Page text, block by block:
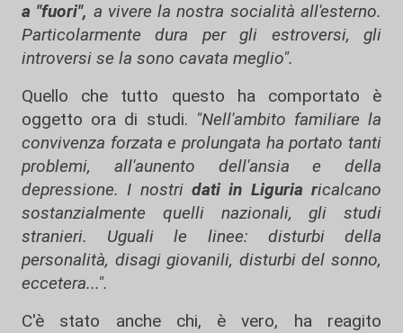
a "fuori", a vivere la nostra socialità all'esterno.
Particolarmente dura per gli estroversi, gli
introversi se la sono cavata meglio".
Quello che tutto questo ha comportato è
oggetto ora di studi. "Nell'ambito familiare la
convivenza forzata e prolungata ha portato tanti
problemi, all'aunento dell'ansia e della
depressione. I nostridati in Liguria ricalcano
sostanzialmente quelli nazionali, gli studi
stranieri. Uguali le linee: disturbi della
personalità, disagi giovanili, disturbi del sonno,
eccetera...".
C'è stato anche chi, è vero, ha reagito